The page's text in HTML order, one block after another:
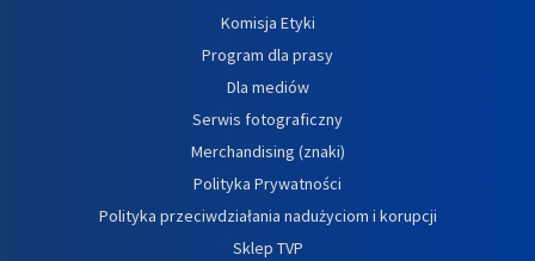
Komisja Etyki
Program dla prasy
Dla mediów
Serwis fotograficzny
Merchandising (znaki)
Polityka Prywatności
Polityka przeciwdziałania nadużyciom i korupcji
Sklep TVP